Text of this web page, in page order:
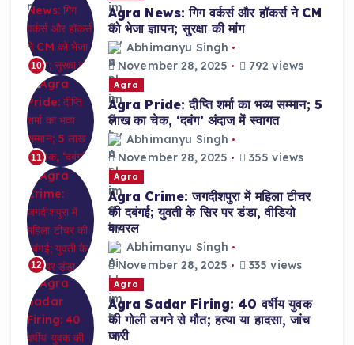
10
Agra News: गिग वर्कर्स और हॉकर्स ने CM
को भेजा ज्ञापन; सुरक्षा की मांग
Abhimanyu Singh
November 28, 2025
792 views
11
Agra
Agra Pride: दीप्ति शर्मा का भव्य सम्मान; 5
लाख का चेक, ‘दबंग’ अंदाज में स्वागत
Abhimanyu Singh
November 28, 2025
355 views
12
Agra
Agra Crime: जगदीशपुरा में महिला टीचर
की दबंगई; युवती के सिर पर डंडा, वीडियो
वायरल
Abhimanyu Singh
November 28, 2025
335 views
Agra
Agra Sadar Firing: 40 वर्षीय युवक
की गोली लगने से मौत; हत्या या हादसा, जांच
जारी